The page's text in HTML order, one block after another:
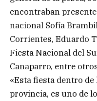
encontraban
nacional Sofía
Corrientes, Eduardo
Fiesta Nacional del
Canaparro, entre
«Esta fiesta dentro
provincia, es uno de